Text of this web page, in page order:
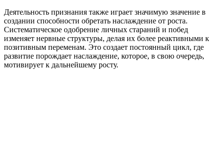
Деятельность признания также играет значимую значение в
создании способности обретать наслаждение от роста.
Систематическое одобрение личных стараний и побед
изменяет нервные структуры, делая их более реактивными к
позитивным переменам. Это создает постоянный цикл, где
развитие порождает наслаждение, которое, в свою очередь,
мотивирует к дальнейшему росту.